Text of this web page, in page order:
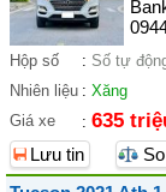
Hộp số : Số tự
Nhiên liệu : Xăng
Giá xe
: 635
Lưu tin